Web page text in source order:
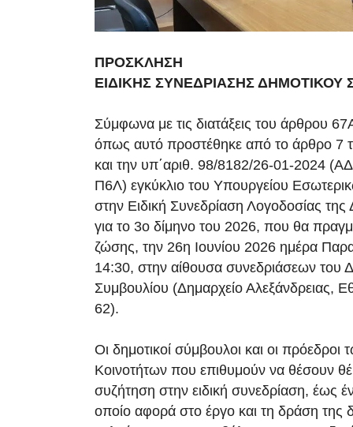
ΠΡΟΣΚΛΗΣΗ
ΕΙΔΙΚΗΣ ΣΥΝΕΔΡΙΑΣΗΣ ΔΗΜΟΤΙΚΟΥ
Σύμφωνα με τις διατάξεις του άρθρου
όπως αυτό προστέθηκε από το άρθρο 7
και την υπ΄αριθ. 98/8182/26-01-2024
Π6Λ) εγκύκλιο του Υπουργείου
στην Ειδική Συνεδρίαση Λογοδοσίας της
για το 3ο δίμηνο του 2026, που θα
ζώσης, την 26η Ιουνίου 2026 ημέρα
14:30, στην αίθουσα συνεδριάσεων του
Συμβουλίου (Δημαρχείο Αλεξάνδρειας,
62).
Οι δημοτικοί σύμβουλοι και οι πρόεδροι
Κοινοτήτων που επιθυμούν να θέσουν
συζήτηση στην ειδική συνεδρίαση, έως
οποίο αφορά στο έργο και τη δράση της